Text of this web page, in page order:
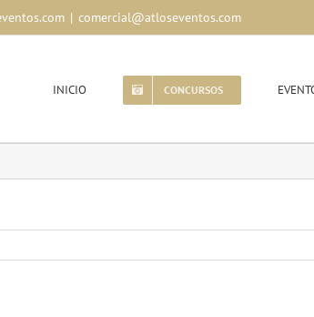
| comercial@atloseventos.com
INICIO CONCURSOS